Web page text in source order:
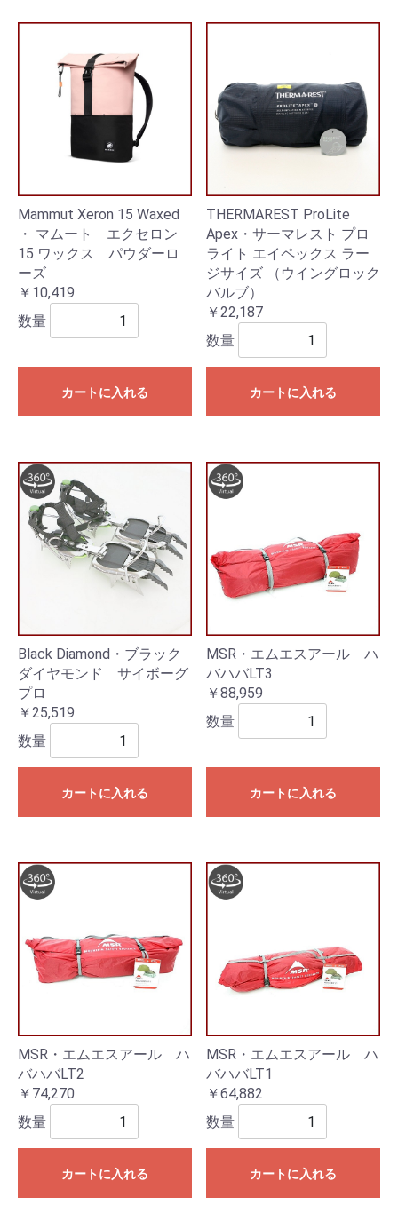
Mammut Xeron 15 Waxed
・ マムート エクセロン
15 ワックス パウダーロ
ーズ
￥10,419
数量
カートに入れる
THERMAREST ProLite
Apex・サーマレスト プロ
ライト エイペックス ラー
ジサイズ （ウイングロック
バルブ）
￥22,187
数量
カートに入れる
Black Diamond・ブラック
ダイヤモンド サイボーグ
プロ
￥25,519
数量
カートに入れる
MSR・エムエスアール ハ
バハバLT3
￥88,959
数量
カートに入れる
MSR・エムエスアール ハ
バハバLT2
￥74,270
数量
カートに入れる
MSR・エムエスアール ハ
バハバLT1
￥64,882
数量
カートに入れる